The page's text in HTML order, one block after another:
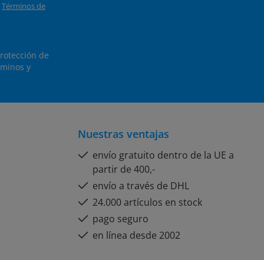
Términos de
de
y
Nuestras ventajas
envío gratuito dentro de la UE a
partir de 400,-
envío a través de DHL
24.000 artículos en stock
pago seguro
en línea desde 2002